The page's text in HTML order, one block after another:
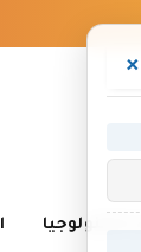
التكنولوجيا
×